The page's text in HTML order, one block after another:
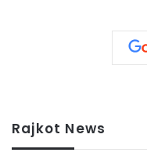
Rajkot News